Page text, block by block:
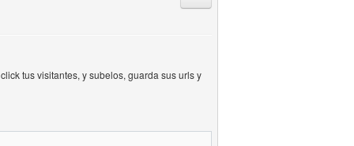
tus visitantes, y subelos, guarda sus urls y